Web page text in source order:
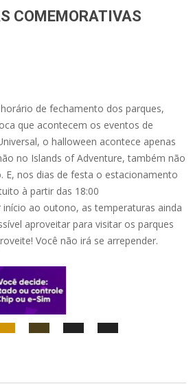
COMEMORATIVAS
de fechamento dos parques,
que acontecem os eventos de
o halloween acontece apenas
no Islands of Adventure, também não
E, nos dias de festa o estacionamento
à partir das 18:00
início ao outono, as temperaturas ainda
aproveitar para visitar os parques
Você não irá se arrepender.